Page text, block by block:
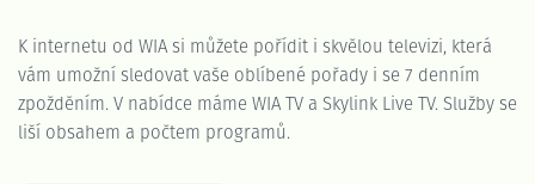
K internetu od WIA si můžete pořídit i skvělou televizi, která
vám umožní sledovat vaše oblíbené pořady i se 7 denním
zpožděním. V nabídce máme WIA TV a Skylink Live TV. Služby se
liší obsahem a počtem programů.